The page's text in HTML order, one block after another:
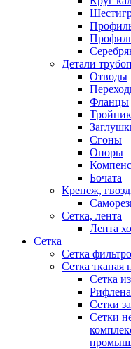
Детали
Отводы
Фланцы
Сгоны
Опоры
Бочата
Крепеж,
Сетка, лента
Лента
Сетка
Сетка
Сетка тканая
Сетка
Сетки
Сетки